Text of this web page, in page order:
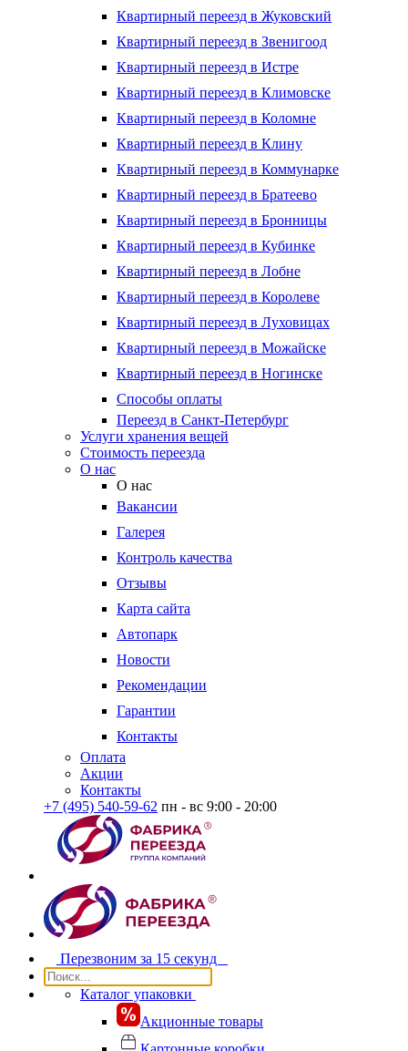
Квартирный переезд в Жуковский
Квартирный переезд в Звенигоод
Квартирный переезд в Истре
Квартирный переезд в Климовске
Квартирный переезд в Коломне
Квартирный переезд в Клину
Квартирный переезд в Коммунарке
Квартирный переезд в Братеево
Квартирный переезд в Бронницы
Квартирный переезд в Кубинке
Квартирный переезд в Лобне
Квартирный переезд в Королеве
Квартирный переезд в Луховицах
Квартирный переезд в Можайске
Квартирный переезд в Ногинске
Способы оплаты
Переезд в Санкт-Петербург
Услуги хранения вещей
Стоимость переезда
О нас
О нас
Вакансии
Галерея
Контроль качества
Отзывы
Карта сайта
Автопарк
Новости
Рекомендации
Гарантии
Контакты
Оплата
Акции
Контакты
+7 (495) 540-59-62 пн - вс 9:00 - 20:00
Перезвоним за 15 секунд
Каталог упаковки
Акционные товары